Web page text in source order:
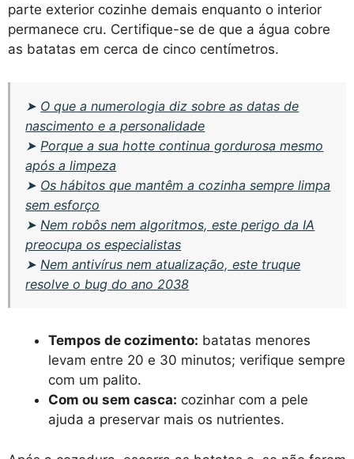
parte exterior cozinhe demais enquanto o interior
permanece cru. Certifique-se de que a água cobre
as batatas em cerca de cinco centímetros.
➤ O que a numerologia diz sobre as datas de
nascimento e a personalidade
➤ Porque a sua hotte continua gordurosa mesmo
após a limpeza
➤ Os hábitos que mantêm a cozinha sempre limpa
sem esforço
➤ Nem robôs nem algoritmos, este perigo da IA
preocupa os especialistas
➤ Nem antivírus nem atualização, este truque
resolve o bug do ano 2038
Tempos de cozimento: batatas menores
levam entre 20 e 30 minutos; verifique sempre
com um palito.
Com ou sem casca: cozinhar com a pele
ajuda a preservar mais os nutrientes.